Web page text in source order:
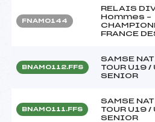
FNAM0144
RELAIS
Hommes –
FRANCE
BNAM0112.FFS
SAMSE
TOUR U19 /
SENIOR
BNAM0111.FFS
SAMSE
TOUR U19 /
SENIOR